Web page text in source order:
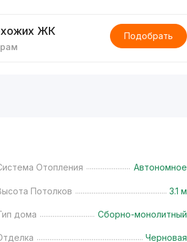
ЖК Подобрать
Отопления Автономное
Потолков 3.1 м
дома Сборно-монолитный
Черновая